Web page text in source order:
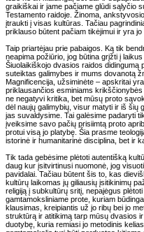
graikiškai ir jame pačiame glūdi sąlyčio
Testamento raidoje. Žinoma,
įtraukti į visas kultūras. Tačiau
priklauso būtent pačiam tikėjimui ir yra
Taip priartėjau prie pabaigos. Ką tik
neapima požiūrio, jog būtina grįžti į
Šiuolaikiškojo dvasios raidos didingumą
suteiktas galimybes ir mums dovanotą
Magnificencija, užsiminėte – apskritai
priklausančios esminiams
ne negatyvi kritika, bet mūsų proto
dėl naujų galimybių, visur matyti ir iš
jas suvaldysime. Tai galėsime padaryti
įveiksime savo pačių prisiimtą proto
protui visą jo platybę. Šia prasme
istorinė ir humanitarinė disciplina, bet ir
Tik tada gebėsime plėtoti autentišką
daug kur įsitvirtinusi nuomonė, jog
pavidalai. Tačiau būtent šis to, kas
kultūrų laikomas jų giliausių įsitikinimų
religiją į subkultūrų sritį, nepajėgus
gamtamoksliniame prote, kuriam
klausimas, kreipiantis už jo ribų bei jo
struktūrą ir atitikimą tarp mūsų dvasios
duotybę, kuria remiasi jo metodinis